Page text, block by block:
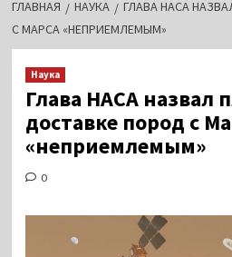
ГЛАВНАЯ НАУКА
ГЛАВА НАСА
С МАРСА «НЕПРИЕМЛЕМЫМ»
Наука
Глава НАСА назвал
доставке пород с
«неприемлемым»
0